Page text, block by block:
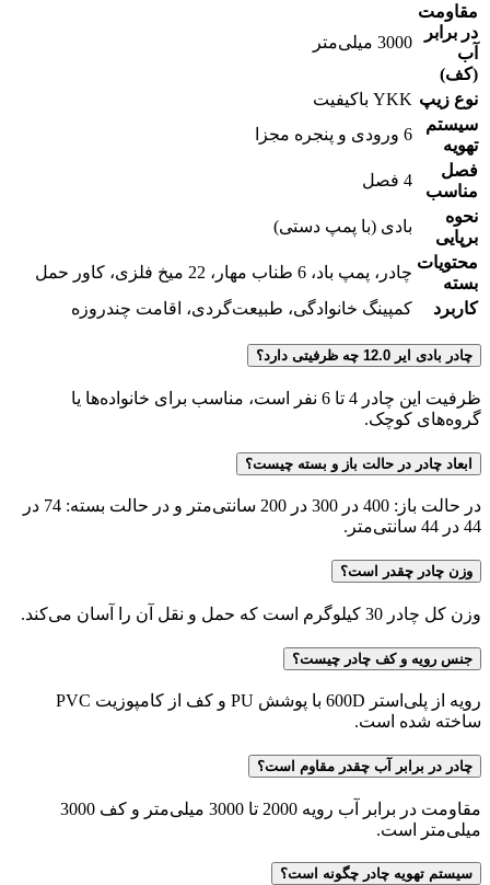
مقاومت
در برابر
آب
(کف)
3000 میلی‌متر
نوع زیپ YKK باکیفیت
سیستم
تهویه
6 ورودی و پنجره مجزا
فصل
مناسب
4 فصل
نحوه
برپایی
بادی (با پمپ دستی)
محتویات
بسته
چادر، پمپ باد، 6 طناب مهار، 22 میخ فلزی، کاور حمل
کاربرد
کمپینگ خانوادگی، طبیعت‌گردی، اقامت چندروزه
چادر بادی ایر 12.0 چه ظرفیتی دارد؟
ظرفیت این چادر 4 تا 6 نفر است، مناسب برای خانواده‌ها یا
گروه‌های کوچک.
ابعاد چادر در حالت باز و بسته چیست؟
در حالت باز: 400 در 300 در 200 سانتی‌متر و در حالت بسته: 74 در
44 در 44 سانتی‌متر.
وزن چادر چقدر است؟
وزن کل چادر 30 کیلوگرم است که حمل و نقل آن را آسان می‌کند.
جنس رویه و کف چادر چیست؟
رویه از پلی‌استر 600D با پوشش PU و کف از کامپوزیت PVC
ساخته شده است.
چادر در برابر آب چقدر مقاوم است؟
مقاومت در برابر آب رویه 2000 تا 3000 میلی‌متر و کف 3000
میلی‌متر است.
سیستم تهویه چادر چگونه است؟